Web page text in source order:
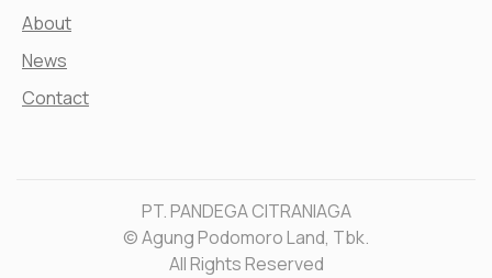
About
News
Contact
PT. PANDEGA CITRANIAGA
© Agung Podomoro Land, Tbk.
All Rights Reserved